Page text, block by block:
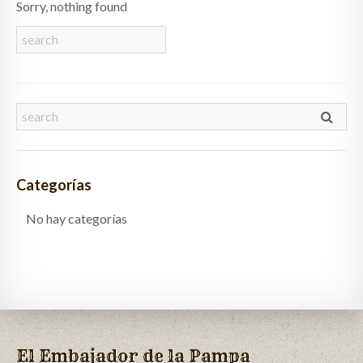
QUIÉNES SOMOS
CONTACTO
Sorry, nothing found
Categorías
No hay categorías
El Embajador de la Pampa